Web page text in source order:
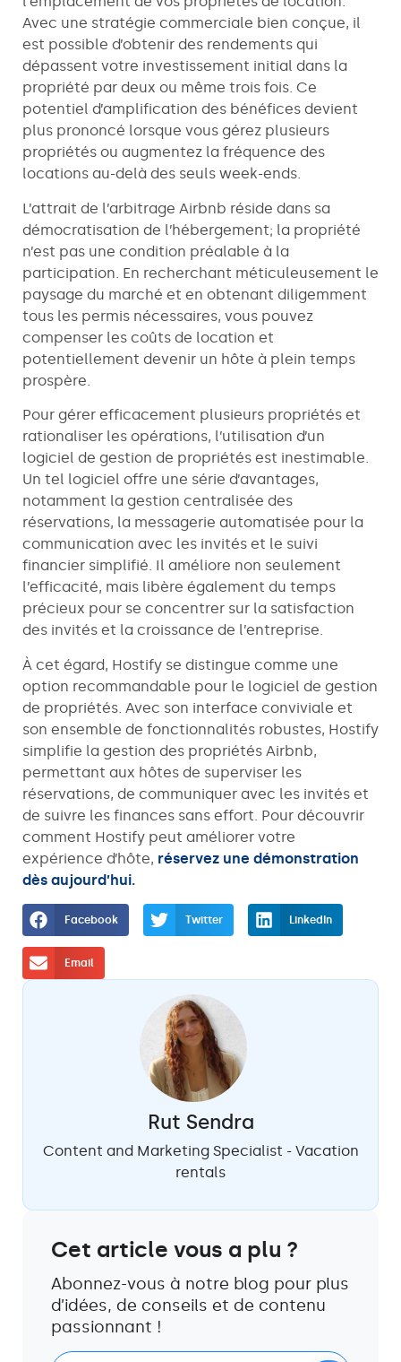
Avec une stratégie commerciale bien conçue, il
est possible d’obtenir des rendements qui
dépassent votre investissement initial dans la
propriété par deux ou même trois fois. Ce
potentiel d’amplification des bénéfices devient
plus prononcé lorsque vous gérez plusieurs
propriétés ou augmentez la fréquence des
locations au-delà des seuls week-ends.
L’attrait de l’arbitrage Airbnb réside dans sa
démocratisation de l’hébergement; la propriété
n’est pas une condition préalable à la
participation. En recherchant méticuleusement le
paysage du marché et en obtenant diligemment
tous les permis nécessaires, vous pouvez
compenser les coûts de location et
potentiellement devenir un hôte à plein temps
prospère.
Pour gérer efficacement plusieurs propriétés et
rationaliser les opérations, l’utilisation d’un
logiciel de gestion de propriétés est inestimable.
Un tel logiciel offre une série d’avantages,
notamment la gestion centralisée des
réservations, la messagerie automatisée pour la
communication avec les invités et le suivi
financier simplifié. Il améliore non seulement
l’efficacité, mais libère également du temps
précieux pour se concentrer sur la satisfaction
des invités et la croissance de l’entreprise.
À cet égard, Hostify se distingue comme une
option recommandable pour le logiciel de gestion
de propriétés. Avec son interface conviviale et
son ensemble de fonctionnalités robustes, Hostify
simplifie la gestion des propriétés Airbnb,
permettant aux hôtes de superviser les
réservations, de communiquer avec les invités et
de suivre les finances sans effort. Pour découvrir
comment Hostify peut améliorer votre
expérience d’hôte, réservez une démonstration
dès aujourd’hui.
Facebook Twitter LinkedIn
Email
Rut Sendra
Content and Marketing Specialist - Vacation
rentals
Cet article vous a plu ?
Abonnez-vous à notre blog pour plus
d’idées, de conseils et de contenu
passionnant !